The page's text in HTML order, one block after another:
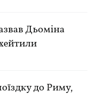
Дьоміна
до Риму,